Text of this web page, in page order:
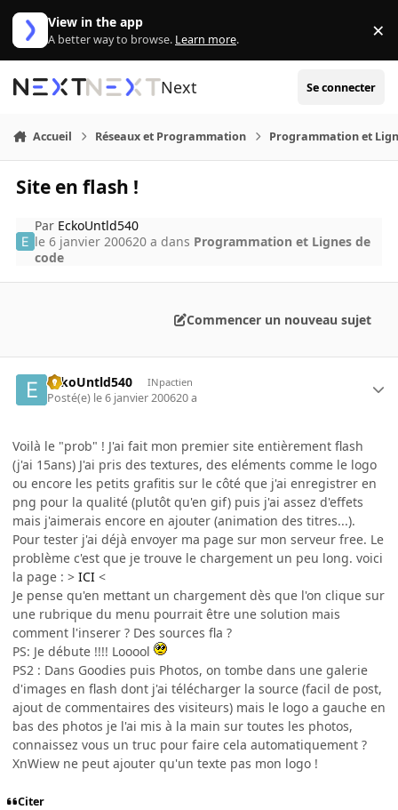
Aller au contenu
View in the app
A better way to browse. Learn more. ×
Next Se connecter
Accueil Réseaux et Programmation Programmation et
Site en flash !
Par EckoUntld540
le 6 janvier 200620 a dans Programmation et Lignes de
code
Commencer un nouveau sujet
EckoUntld540 INpactien
Posté(e) le 6 janvier 200620 a
Voilà le "prob" ! J'ai fait mon premier site entièrement flash
(j'ai 15ans) J'ai pris des textures, des eléments comme le logo
ou encore les petits grafitis sur le côté que j'ai enregistrer en
png pour la qualité (plutôt qu'en gif) puis j'ai assez d'effets
mais j'aimerais encore en ajouter (animation des titres...).
Pour tester j'ai déjà envoyer ma page sur mon serveur free. Le
problème c'est que je trouve le chargement un peu long. voici
la page : > ICI <
Je pense qu'en mettant un chargement dès que l'on clique sur
une rubrique du menu pourrait être une solution mais
comment l'inserer ? Des sources fla ?
PS: Je débute !!!! Looool
PS2 : Dans Goodies puis Photos, on tombe dans une galerie
d'images en flash dont j'ai télécharger la source (facil de post,
ajout de commentaires des visiteurs) mais le logo a gauche en
bas des photos je l'ai mis à la main sur toutes les photos,
connaissez vous un truc pour faire cela automatiquement ?
XnWiew ne peut ajouter qu'un texte pas mon logo !
Citer